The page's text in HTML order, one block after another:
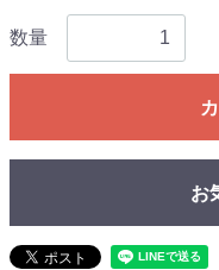
数量
お